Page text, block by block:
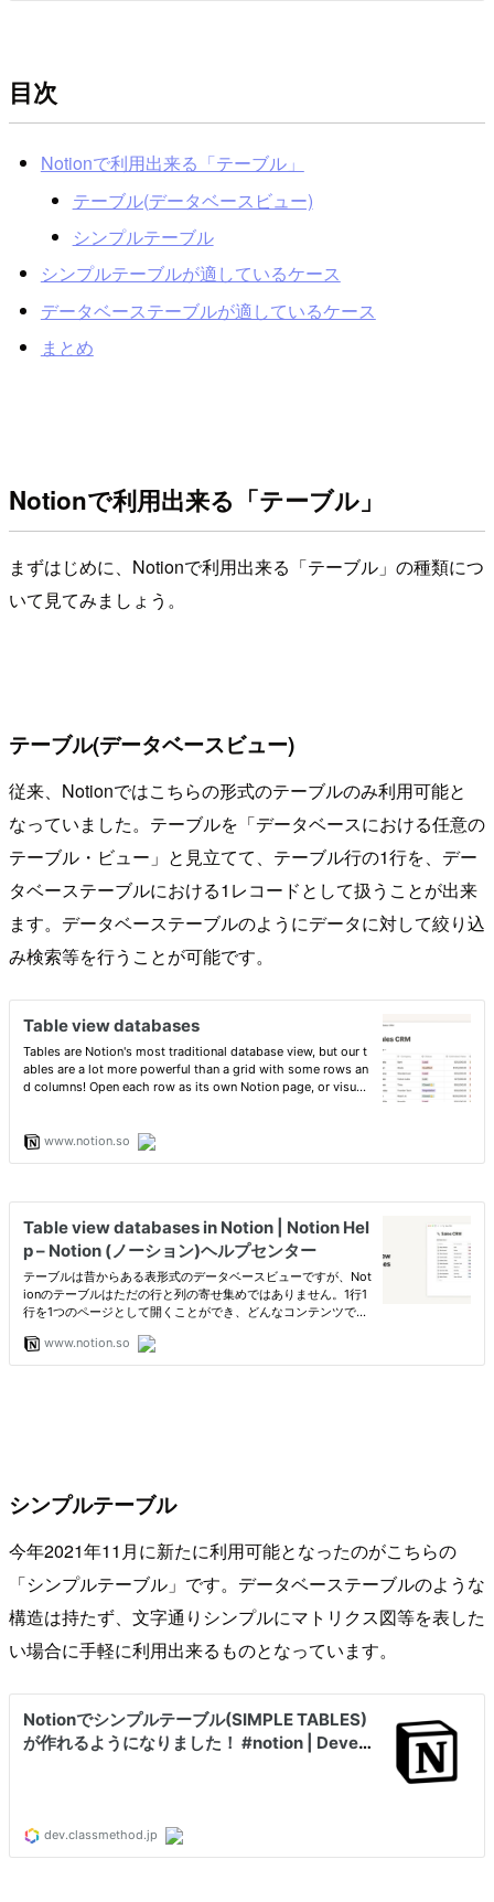
目次
Notionで利用出来る「テーブル」
テーブル(データベースビュー)
シンプルテーブル
シンプルテーブルが適しているケース
データベーステーブルが適しているケース
まとめ
Notionで利用出来る「テーブル」
まずはじめに、Notionで利用出来る「テーブル」の種類につ
いて見てみましょう。
テーブル(データベースビュー)
従来、Notionではこちらの形式のテーブルのみ利用可能と
なっていました。テーブルを「データベースにおける任意の
テーブル・ビュー」と見立てて、テーブル行の1行を、デー
タベーステーブルにおける1レコードとして扱うことが出来
ます。データベーステーブルのようにデータに対して絞り込
み検索等を行うことが可能です。
シンプルテーブル
今年2021年11月に新たに利用可能となったのがこちらの
「シンプルテーブル」です。データベーステーブルのような
構造は持たず、文字通りシンプルにマトリクス図等を表した
い場合に手軽に利用出来るものとなっています。